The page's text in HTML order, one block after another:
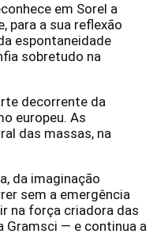
em Sorel a
para a sua reflexão
espontaneidade
sobretudo na
decorrente da
europeu. As
das massas, na
da imaginação
sem a emergência
na força criadora das
Gramsci — e continua a